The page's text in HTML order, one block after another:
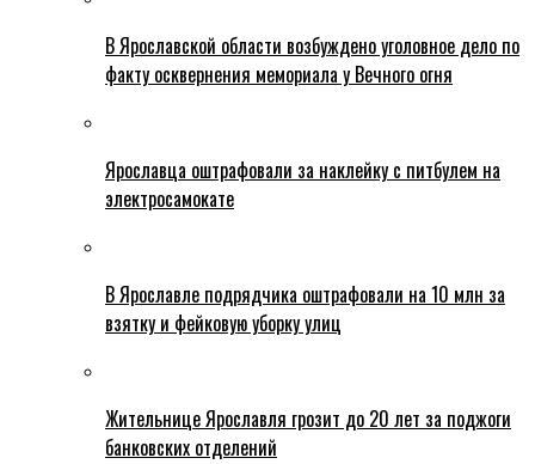
В Ярославской области возбуждено уголовное дело по
факту осквернения мемориала у Вечного огня
Ярославца оштрафовали за наклейку с питбулем на
электросамокате
В Ярославле подрядчика оштрафовали на 10 млн за
взятку и фейковую уборку улиц
Жительнице Ярославля грозит до 20 лет за поджоги
банковских отделений